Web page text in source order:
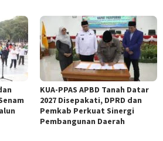
KUA-PPAS APBD Tanah Datar
2027 Disepakati, DPRD dan
Pemkab Perkuat Sinergi
Pembangunan Daerah